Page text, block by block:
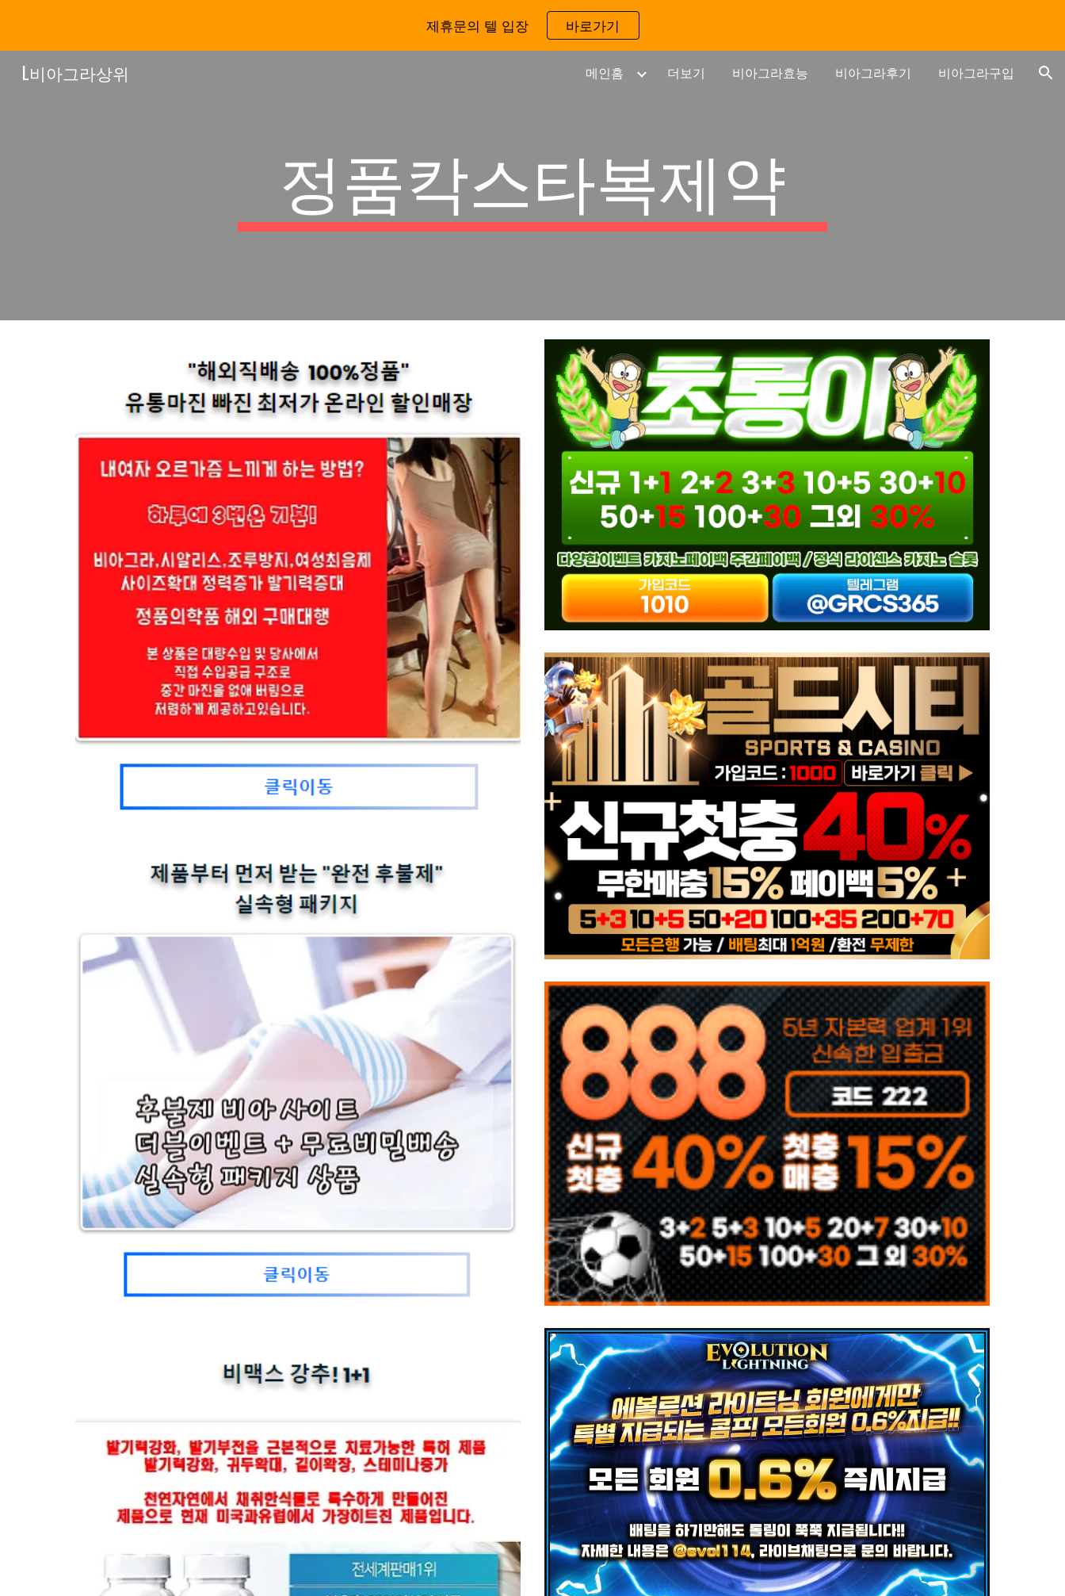
Skip to main content제휴문의 텔 입장 바로가기
L비아그라상위 메인홈 더보기 비아그라효능 비아그라후기 비아그라구입
정품칵스타복제약